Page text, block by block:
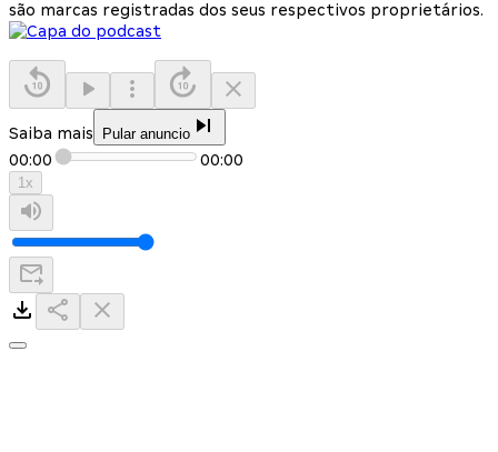
são marcas registradas dos seus respectivos proprietários.
Saiba mais Pular anuncio
00:00 00:00
1x